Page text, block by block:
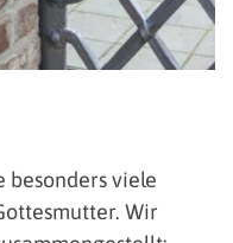
besonders viele
Wir